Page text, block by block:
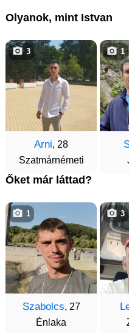
Olyanok, mint Istvan
Arni, 28
Szatmárnémeti
3 1
Őket már láttad?
Szabolcs, 27
Énlaka
1 3